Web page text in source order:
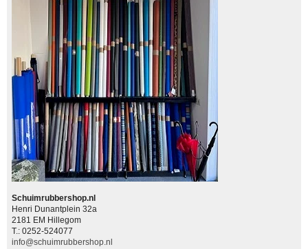
Schuimrubbershop.nl
Henri Dunantplein 32a
2181 EM Hillegom
T.: 0252-524077
info@schuimrubbershop.nl